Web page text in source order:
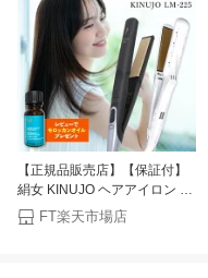
【正規品販売店】【保証付】
絹女 KINUJO ヘアアイロン ス
トレートヘアアイロン KP001
/ LM-225 キヌージョ ヘアセッ
FT楽天市場店